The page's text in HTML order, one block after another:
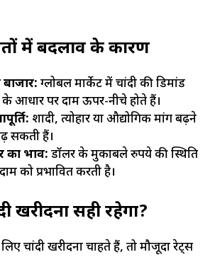
में बदलाव के कारण
बाजार: ग्लोबल मार्केट में चांदी की डिमांड
आधार पर दाम ऊपर-नीचे होते हैं।
शादी, त्योहार या औद्योगिक मांग बढ़ने
सकती हैं।
का भाव: डॉलर के मुकाबले रुपये की स्थिति
को प्रभावित करती है।
खरीदना सही रहेगा?
चांदी खरीदना चाहते हैं, तो मौजूदा रेट्स